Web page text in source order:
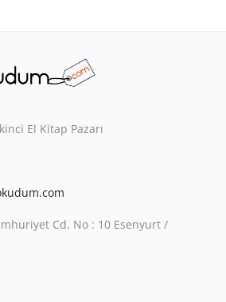
El Kitap Pazarı
Cd. No : 10 Esenyurt /